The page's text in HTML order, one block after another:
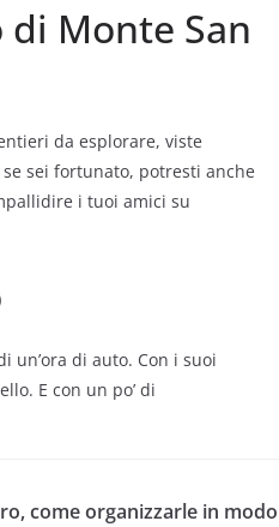
Monte San
da esplorare, viste
sei fortunato, potresti anche
i tuoi amici su
un’ora di auto. Con i suoi
E con un po’ di
come organizzarle in modo